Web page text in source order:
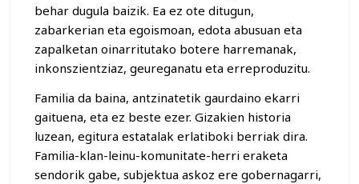
behar dugula baizik. Ea ez ote ditugun,
zabarkerian eta egoismoan, edota abusuan eta
zapalketan oinarritutako botere harremanak,
inkonszientziaz, geureganatu eta erreproduzitu.
Familia da baina, antzinatetik gaurdaino ekarri
gaituena, eta ez beste ezer. Gizakien historia
luzean, egitura estatalak erlatiboki berriak dira.
Familia-klan-leinu-komunitate-herri eraketa
sendorik gabe, subjektua askoz ere gobernagarri,